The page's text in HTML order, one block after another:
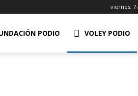
viernes, 7
PODIO VOLEY PODIO